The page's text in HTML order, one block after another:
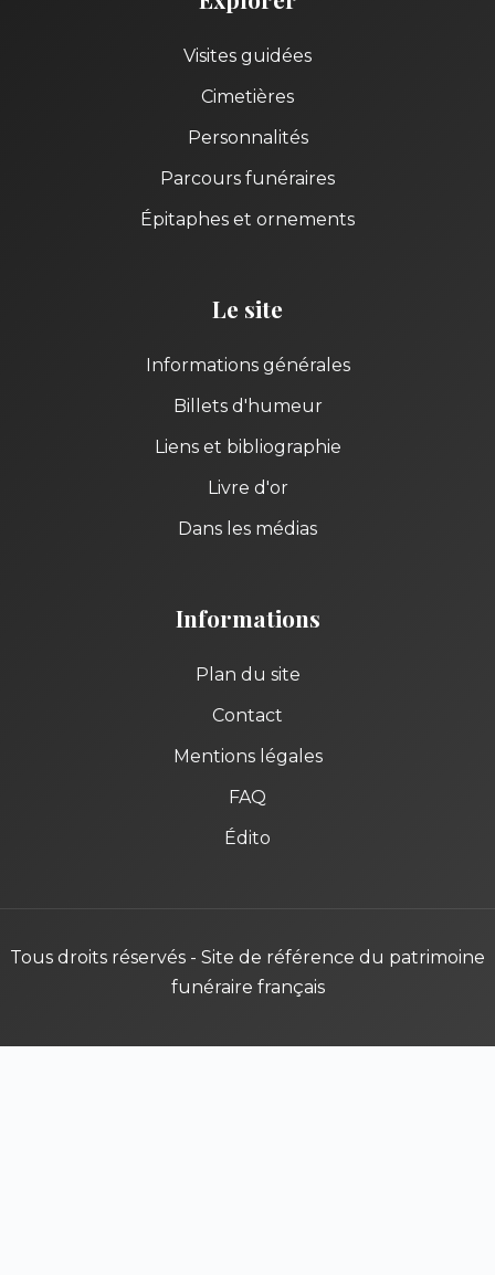
Visites guidées
Cimetières
Personnalités
Parcours funéraires
Épitaphes et ornements
Le site
Informations générales
Billets d'humeur
Liens et bibliographie
Livre d'or
Dans les médias
Informations
Plan du site
Contact
Mentions légales
FAQ
Édito
Tous droits réservés - Site de référence du patrimoine
funéraire français